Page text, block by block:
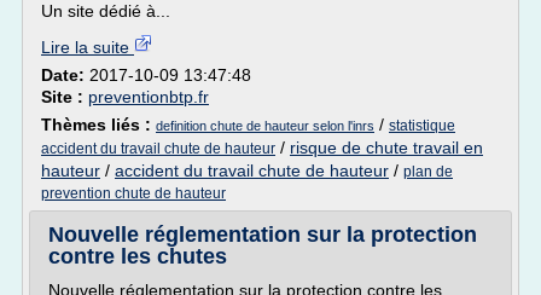
Un site dédié à...
Lire la suite
Date: 2017-10-09 13:47:48
Site : preventionbtp.fr
Thèmes liés : definition chute de hauteur selon l'inrs / statistique
accident du travail chute de hauteur / risque de chute travail en
hauteur / accident du travail chute de hauteur / plan de
prevention chute de hauteur
Nouvelle réglementation sur la protection
contre les chutes
Nouvelle réglementation sur la protection contre les